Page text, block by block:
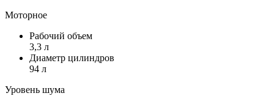
Моторное
Рабочий объем
3,3 л
Диаметр цилиндров
94 л
Уровень шума